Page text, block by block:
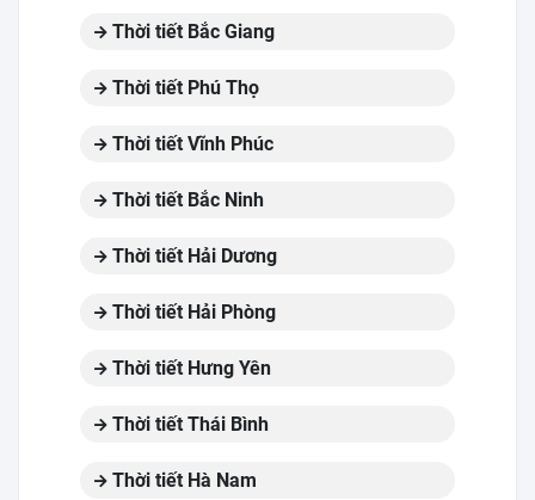
Thời tiết Bắc Giang
Thời tiết Phú Thọ
Thời tiết Vĩnh Phúc
Thời tiết Bắc Ninh
Thời tiết Hải Dương
Thời tiết Hải Phòng
Thời tiết Hưng Yên
Thời tiết Thái Bình
Thời tiết Hà Nam